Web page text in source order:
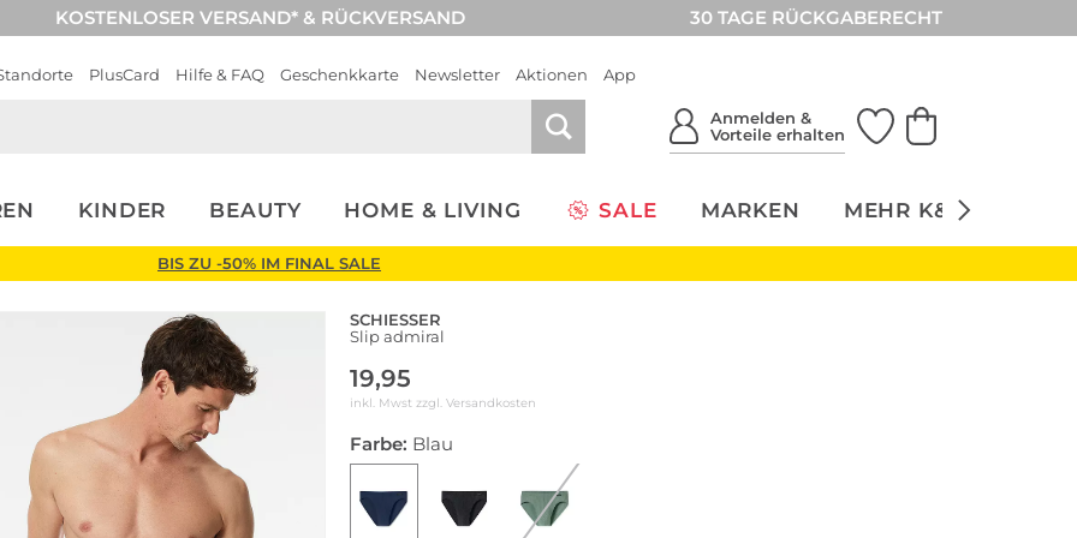
KOSTENLOSER VERSAND* & RÜCKVERSAND 30 TAGE RÜCKGABERECHT
PlusCard Hilfe & FAQ Geschenkkarte Newsletter Aktionen App
Anmelden &
Vorteile erhalten
KINDER BEAUTY HOME & LIVING SALE MARKEN MEHR K&Ö
BIS ZU -50% IM FINAL SALE
SCHIESSER
Slip admiral
19,95
inkl. Mwst zzgl. Versandkosten
Farbe: Blau